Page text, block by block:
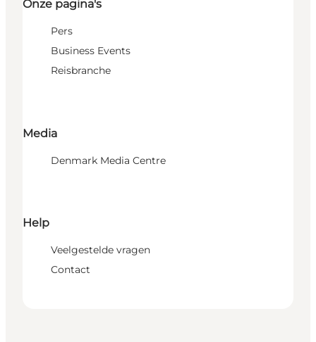
Onze pagina's
Pers
Business Events
Reisbranche
Media
Denmark Media Centre
Help
Veelgestelde vragen
Contact